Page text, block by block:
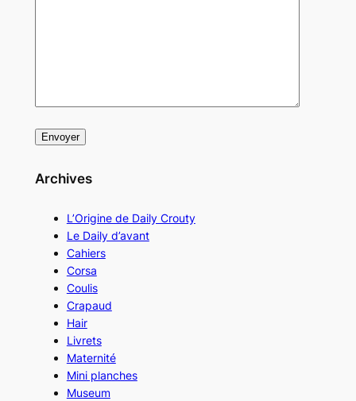
Archives
L’Origine de Daily Crouty
Le Daily d’avant
Cahiers
Corsa
Coulis
Crapaud
Hair
Livrets
Maternité
Mini planches
Museum